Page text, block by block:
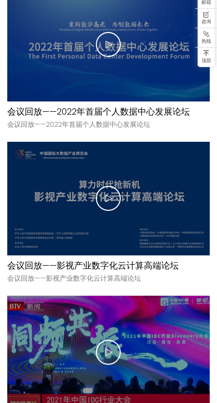
会议回放——2022年首届个人数据中心发展论坛
会议回放——2022年首届个人数据中心发展论坛
会议回放——影视产业数字化云计算高端论坛
会议回放——影视产业数字化云计算高端论坛
邮箱
咨询
热线
顶部